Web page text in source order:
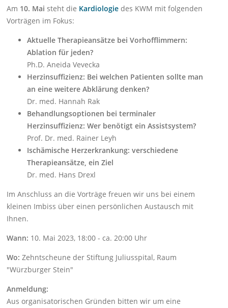
Am 10. Mai steht die Kardiologie des KWM mit folgenden
Vorträgen im Fokus:
Aktuelle Therapieansätze bei Vorhofflimmern:
Ablation für jeden?
Ph.D. Aneida Vevecka
Herzinsuffizienz: Bei welchen Patientensollte man
an eine weitere Abklärungdenken?
Dr. med. Hannah Rak
Behandlungsoptionen bei terminaler
Herzinsuffizienz: Wer benötigt ein Assistsystem?
Prof. Dr. med. Rainer Leyh
Ischämische Herzerkrankung: verschiedene
Therapieansätze, ein Ziel
Dr. med. Hans Drexl
Im Anschluss an die Vorträge freuen wir uns bei einem
kleinen Imbiss über einen persönlichen Austausch mit
Ihnen.
Wann: 10. Mai 2023, 18:00 - ca. 20:00 Uhr
Wo: Zehntscheune der Stiftung Juliusspital, Raum
"Würzburger Stein"
Anmeldung:
Aus organisatorischen Gründen bitten wir um eine